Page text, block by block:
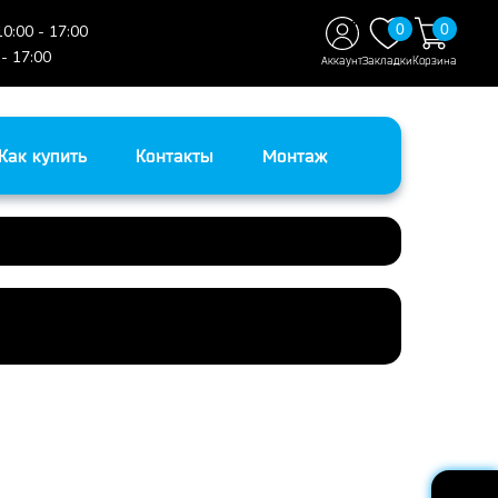
- 17:00
17:00
АккаунтЗакладки
0
Корзина
0
Как купить Контакты Монтаж